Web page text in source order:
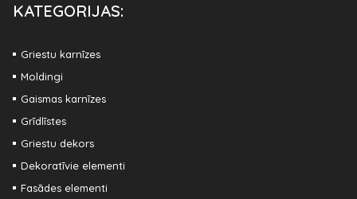
KATEGORIJAS:
Griestu karnīzes
Moldingi
Gaismas karnīzes
Grīdlīstes
Griestu dekors
Dekoratīvie elementi
Fasādes elementi